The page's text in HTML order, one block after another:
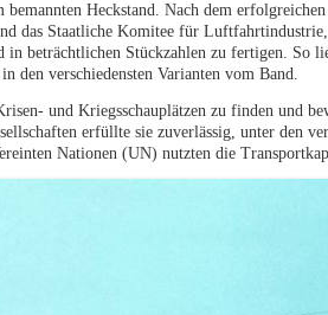
Heckstand. Nach dem
das Staatliche Komitee für
in beträchtlichen Stückzahlen zu fertigen. So
den verschiedensten Varianten vom Band.
und Kriegsschauplätzen zu finden und
erfüllte sie zuverlässig, unter den
Nationen (UN) nutzten die